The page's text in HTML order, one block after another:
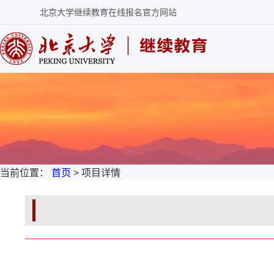
北京大学继续教育在线报名官方网站
当前位置： 首页 > 项目详情